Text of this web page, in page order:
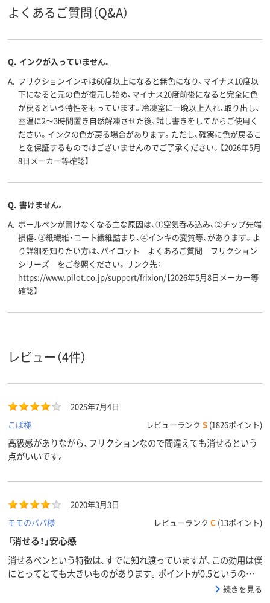
軸径 14.1mm
ブラック系
ブラック系、ブルー
ブラック系
アスクル
商品環境
スコア
85
よくあるご質問（Q&A）
Q. インクが入っていません。
A. フリクションインキは60度以上になると無色になり、マイナス10度以
下になると元の色が復元し始め、マイナス20度前後になると完全に色
が戻るという特性をもっています。冷凍室に一晩以上入れ、取り出し、
室温に2～3時間置き自然解凍させた後、試し書きをしてからご使用く
ださい。インクの色が戻る場合があります。ただし、確実に色が戻るこ
とを保証するものではございませんのでご了承ください。【2026年5月
8日メーカー等確認】
Q. 書けません。
A. ボールペンが書けなくなる主な原因は、①空気呑み込み、②チップ先端
損傷、③紙繊維・コート繊維詰まり、④インキの変質等、があります。よ
り詳細を知りたい方は、パイロット よくあるご質問 フリクション
シリーズ をご参照ください。リンク先：
https://www.pilot.co.jp/support/frixion/【2026年5月8日メーカー等
確認】
レビュー（4件）
2025年7月4日
こば様
レビューランク S (1826ポイント)
高級感がありながら、フリクションなので間違えても消せるという
点がいいです。
2020年3月3日
モモのパパ様
レビューランク C (13ポイント)
「消せる！」安心感
消せるペンという特徴は、すでに知れ渡っていますが、この効用は僕
にとってとても大きいものがあります。ポイントが0.5というのは、
手帳筆記には太すぎるかもしれません。また、インクの限界なのか
続きを見る